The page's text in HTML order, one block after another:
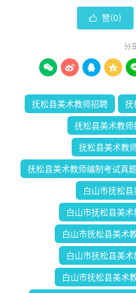
 赞(0)
分
   
抚松县美术教师招聘 抚
抚松县美术教
抚松县美术教
抚松县美术教师编制考试真
白山市抚松
白山市抚松县美
白山市抚松县美术
白山市抚松县美
白山市抚松县美术